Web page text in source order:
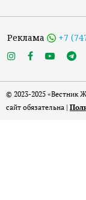
Реклама +7
© 2023-2025 «Вестник
сайт обязательна |